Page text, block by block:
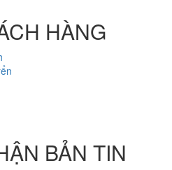
HÀNG
BẢN TIN